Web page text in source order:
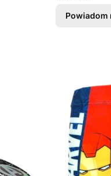
Powiadom